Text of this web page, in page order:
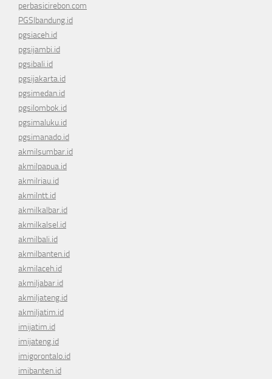
perbasicirebon.com
PGSIbandung.id
pgsiaceh.id
pgsijambi.id
pgsibali.id
pgsijakarta.id
pgsimedan.id
pgsilombok.id
pgsimaluku.id
pgsimanado.id
akmilsumbar.id
akmilpapua.id
akmilriau.id
akmilntt.id
akmilkalbar.id
akmilkalsel.id
akmilbali.id
akmilbanten.id
akmilaceh.id
akmiljabar.id
akmiljateng.id
akmiljatim.id
imijatim.id
imijateng.id
imigorontalo.id
imibanten.id